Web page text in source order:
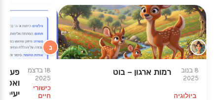
8 בנוב
2025
ביולוגיה
רמות ארגון – בוט
נ
18 בדצמ
2025
כישורי
חיים
יעיל